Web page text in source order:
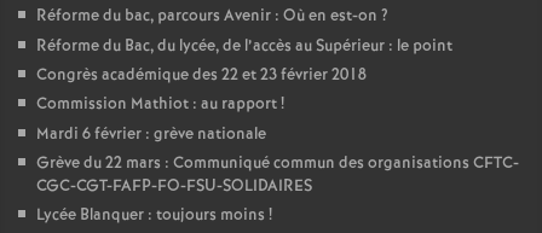
Réforme du bac, parcours Avenir : Où en est-on ?
Réforme du Bac, du lycée, de l’accès au Supérieur : le point
Congrès académique des 22 et 23 février 2018
Commission Mathiot : au rapport!
Mardi 6 février : grève nationale
Grève du 22 mars : Communiqué commun des organisations CFTC-
CGC-CGT-FAFP-FO-FSU-SOLIDAIRES
Lycée Blanquer : toujours moins !